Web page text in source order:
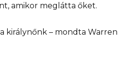
amikor meglátta őket.
királynőnk – mondta Warren